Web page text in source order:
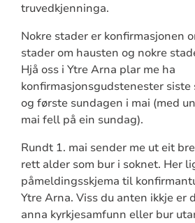
truvedkjenninga.
Nokre stader er konfirmasjonen
stader om hausten og nokre
Hjå oss i Ytre Arna plar me ha
konfirmasjonsgudstenester
og første sundagen i mai (med
mai fell på ein sundag).
Rundt 1. mai sender me ut eit
rett alder som bur i soknet. Her
påmeldingsskjema til
Ytre Arna. Viss du anten ikkje er
anna kyrkjesamfunn eller bur